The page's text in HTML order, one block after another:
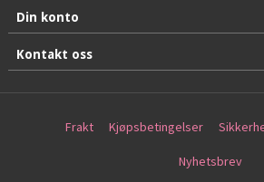
Din konto
Kontakt oss
Frakt Kjøpsbetingelser
Nyhetsbrev